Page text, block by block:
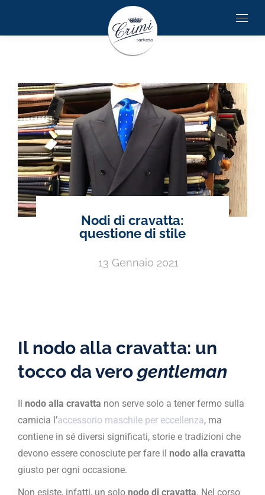
Nodi di cravatta:
questione di stile
13 Gennaio 2021
Il nodo alla cravatta: un
tocco da vero gentleman
Il nodo alla cravatta non serve solo a tener fermo sulla
camicia l’accessorio maschile per eccellenza, ma
contiene in sé diversi significati, storie e tradizioni che
devono essere conosciute per fare il nodo alla cravatta
giusto per ogni occasione.
Non esiste, infatti, un solo nodo di cravatta. Nel corso